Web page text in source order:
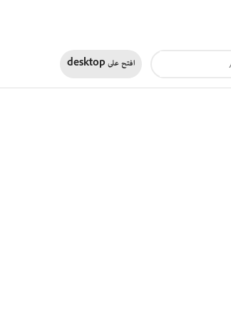
افتح علىdesktop